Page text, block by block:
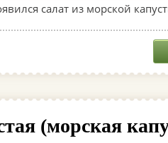
салат из морской
(морская